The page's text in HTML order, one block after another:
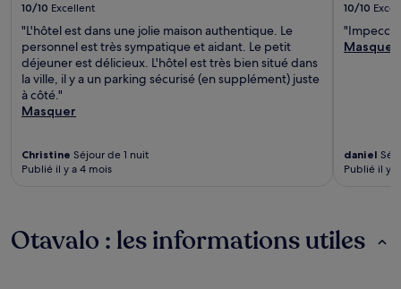
10/10 Excellent
"L'hôtel est dans une jolie maison authentique. Le
personnel est très sympatique et aidant. Le petit
déjeuner est délicieux. L'hôtel est très bien situé dans
la ville, il y a un parking sécurisé (en supplément) juste
à côté."
Masquer
Christine Séjour de 1 nuit
Publié il y a 4 mois
10/10
Masquer
daniel
Publié il y
Otavalo : les informations utiles